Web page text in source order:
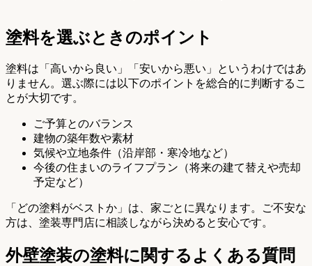
塗料を選ぶときのポイント
塗料は「高いから良い」「安いから悪い」というわけではあ
りません。選ぶ際には以下のポイントを総合的に判断するこ
とが大切です。
ご予算とのバランス
建物の築年数や素材
気候や立地条件（沿岸部・寒冷地など）
今後の住まいのライフプラン（将来の建て替えや売却
予定など）
「どの塗料がベストか」は、家ごとに異なります。ご不安な
方は、塗装専門店に相談しながら決めると安心です。
外壁塗装の塗料に関するよくある質問